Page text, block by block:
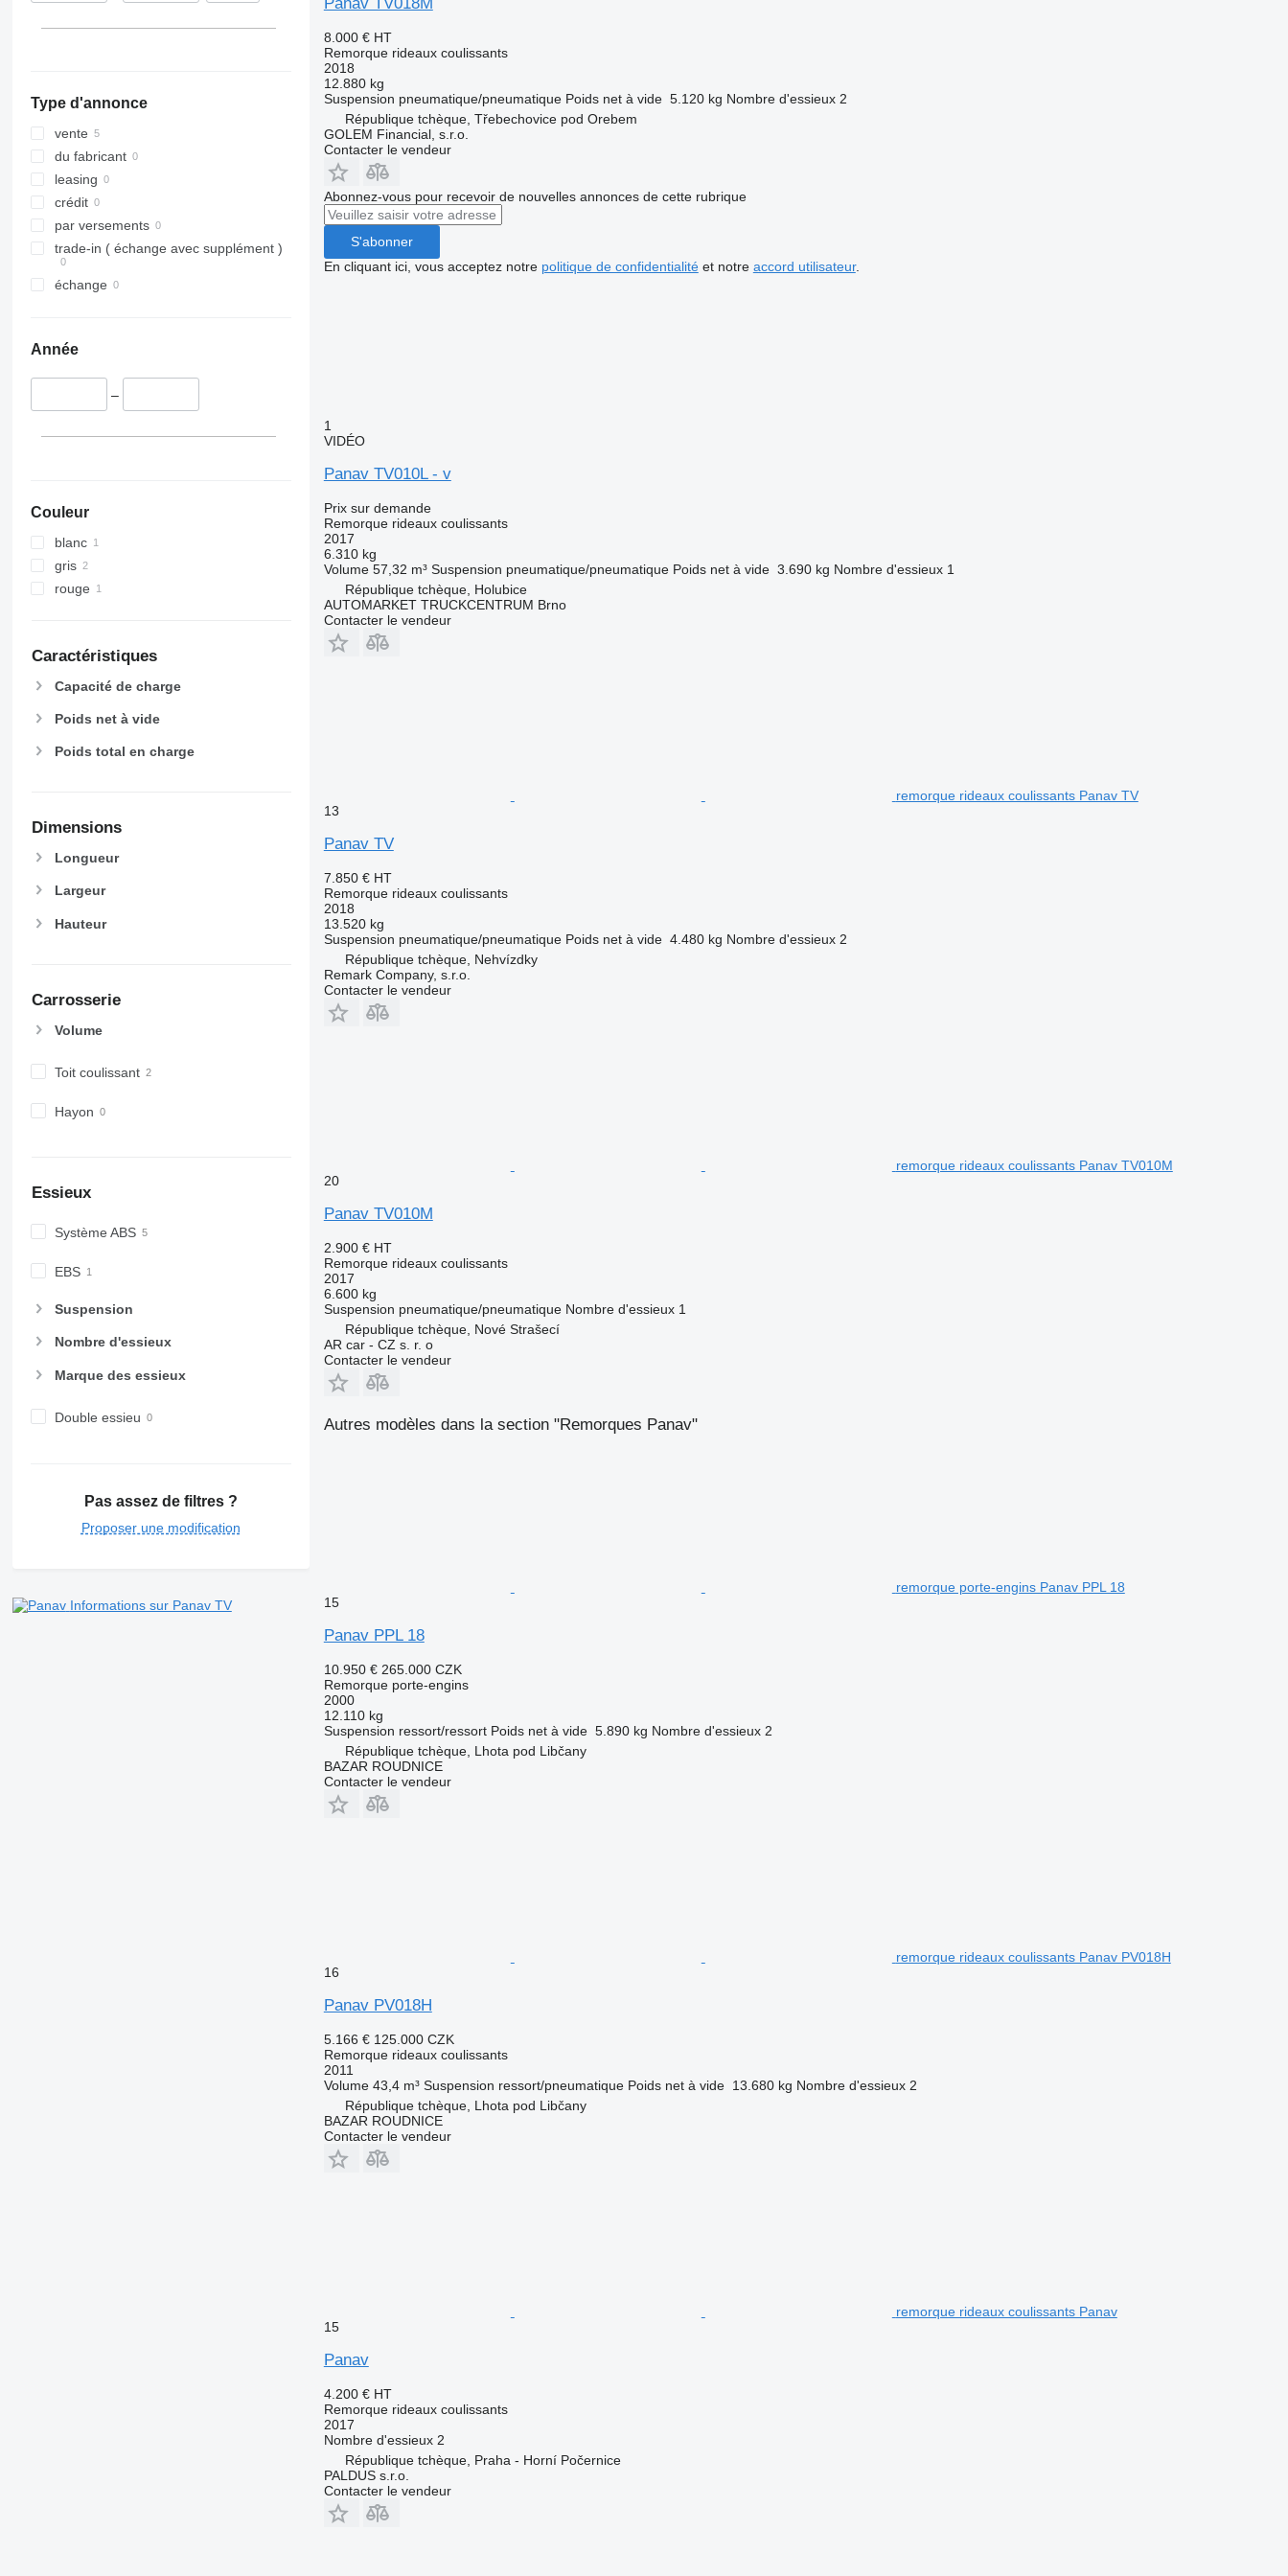
Type d'annonce
vente
du fabricant
leasing
crédit
par versements
trade-in ( échange avec supplément )
échange
Année
–
Couleur
blanc
gris
rouge
Caractéristiques
Capacité de charge
Poids net à vide
Poids total en charge
Dimensions
Longueur
Largeur
Hauteur
Carrosserie
Volume
Toit coulissant
Hayon
Essieux
Système ABS
EBS
Suspension
Nombre d'essieux
Marque des essieux
Double essieu
Pas assez de filtres ?
Proposer une modification
Informations sur Panav TV
8.000 € HT
Remorque rideaux coulissants
2018
12.880 kg
Suspension pneumatique/pneumatique Poids net à vide 5.120 kg Nombre d'essieux 2
République tchèque, Třebechovice pod Orebem
GOLEM Financial, s.r.o.
Contacter le vendeur
Abonnez-vous pour recevoir de nouvelles annonces de cette rubrique
S'abonner
En cliquant ici, vous acceptez notre politique de confidentialitéet notre accord utilisateur.
1
VIDÉO
Panav TV010L - v
Prix sur demande
Remorque rideaux coulissants
2017
6.310 kg
Volume 57,32 m³ Suspension pneumatique/pneumatique Poids net à vide 3.690 kg Nombre d'essieux 1
République tchèque, Holubice
AUTOMARKET TRUCKCENTRUM Brno
Contacter le vendeur
remorque rideaux coulissants Panav TV
13
Panav TV
7.850 € HT
Remorque rideaux coulissants
2018
13.520 kg
Suspension pneumatique/pneumatique Poids net à vide 4.480 kg Nombre d'essieux 2
République tchèque, Nehvízdky
Remark Company, s.r.o.
Contacter le vendeur
remorque rideaux coulissants Panav TV010M
20
Panav TV010M
2.900 € HT
Remorque rideaux coulissants
2017
6.600 kg
Suspension pneumatique/pneumatique Nombre d'essieux 1
République tchèque, Nové Strašecí
AR car - CZ s. r. o
Contacter le vendeur
Autres modèles dans la section "Remorques Panav"
remorque porte-engins Panav PPL 18
15
Panav PPL 18
10.950 € 265.000 CZK
Remorque porte-engins
2000
12.110 kg
Suspension ressort/ressort Poids net à vide 5.890 kg Nombre d'essieux 2
République tchèque, Lhota pod Libčany
BAZAR ROUDNICE
Contacter le vendeur
remorque rideaux coulissants Panav PV018H
16
Panav PV018H
5.166 € 125.000 CZK
Remorque rideaux coulissants
2011
Volume 43,4 m³ Suspension ressort/pneumatique Poids net à vide 13.680 kg Nombre d'essieux 2
République tchèque, Lhota pod Libčany
BAZAR ROUDNICE
Contacter le vendeur
remorque rideaux coulissants Panav
15
Panav
4.200 € HT
Remorque rideaux coulissants
2017
Nombre d'essieux 2
République tchèque, Praha - Horní Počernice
PALDUS s.r.o.
Contacter le vendeur